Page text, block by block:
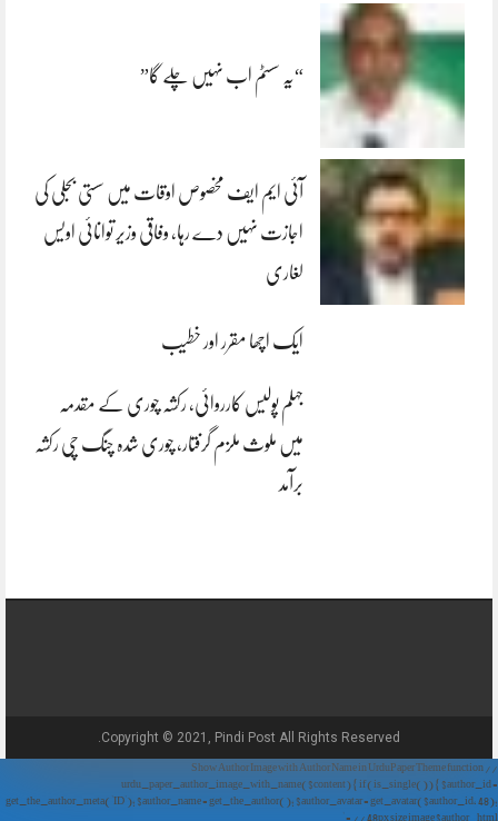
“یہ سسٹم اب نہیں چلے گا”
آئی ایم ایف مخصوص اوقات میں سستی بجلی کی
اجازت نہیں دے رہا، وفاقی وزیر توانائی اویس
لغاری
ایک اچھا مقرر اور خطیب
جہلم پولیس کارروائی، رکشہ چوری کے مقدمہ
میں ملوث ملزم گرفتار، چوری شدہ چنگ چی رکشہ
برآمد
Copyright © 2021, Pindi Post All Rights Reserved.
// Show Author Image with Author Name in UrduPaper Theme function
urdu_paper_author_image_with_name($content) { if (is_single()) { $author_id =
get_the_author_meta('ID'); $author_name = get_the_author(); $author_avatar = get_avatar($author_id, 48);
// 48px size image $author_html = '